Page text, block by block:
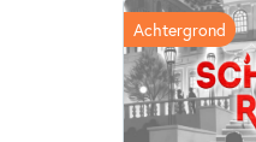
Achtergrond